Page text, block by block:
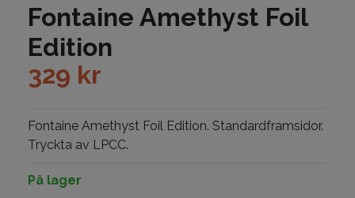
Fontaine Amethyst Foil
Edition
329 kr
Fontaine Amethyst Foil Edition. Standardframsidor.
Tryckta av LPCC.
På lager